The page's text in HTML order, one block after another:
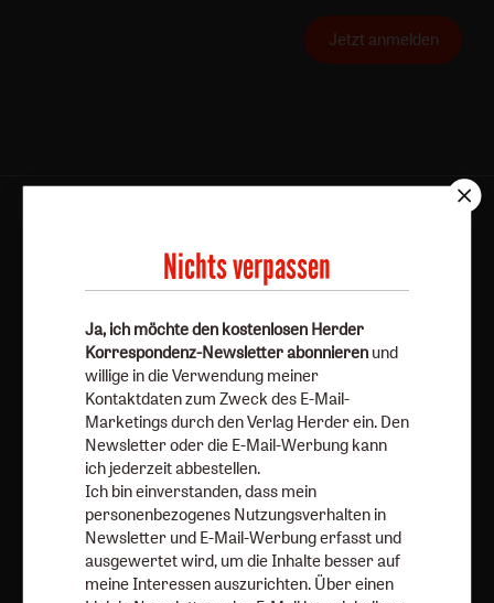
Jetzt anmelden
Barrierefreiheit
Vertrag widerrufen Abo online kündigen
Nach oben
Nichts verpassen
Ja, ich möchte den kostenlosen Herder
Korrespondenz-Newsletter abonnieren und
willige in die Verwendung meiner
Kontaktdaten zum Zweck des E-Mail-
Marketings durch den Verlag Herder ein. Den
Newsletter oder die E-Mail-Werbung kann
ich jederzeit abbestellen.
Ich bin einverstanden, dass mein
personenbezogenes Nutzungsverhalten in
Newsletter und E-Mail-Werbung erfasst und
ausgewertet wird, um die Inhalte besser auf
meine Interessen auszurichten. Über einen